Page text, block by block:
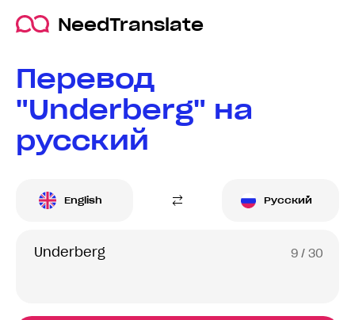
NeedTranslate
Перевод
"Underberg" на
русский
English Русский
9 / 30